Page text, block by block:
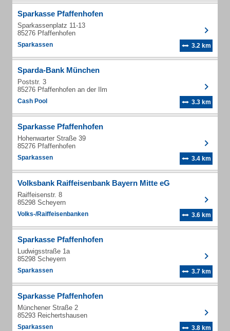
Sparkasse Pfaffenhofen
Sparkassenplatz 11-13
85276 Pfaffenhofen
Sparkassen 3.2 km
Sparda-Bank München
Poststr. 3
85276 Pfaffenhofen an der Ilm
Cash Pool 3.3 km
Sparkasse Pfaffenhofen
Hohenwarter Straße 39
85276 Pfaffenhofen
Sparkassen 3.4 km
Volksbank Raiffeisenbank Bayern Mitte eG
Raiffeisenstr. 8
85298 Scheyern
Volks-/Raiffeisenbanken 3.6 km
Sparkasse Pfaffenhofen
Ludwigsstraße 1a
85298 Scheyern
Sparkassen 3.7 km
Sparkasse Pfaffenhofen
Münchener Straße 2
85293 Reichertshausen
Sparkassen 3.8 km